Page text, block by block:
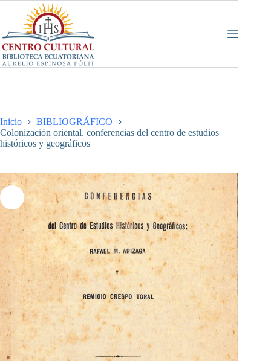
contenido
Inicio
BIBLIOGRÁFICO
Colonización oriental. conferencias del centro de estudios
históricos y geográficos